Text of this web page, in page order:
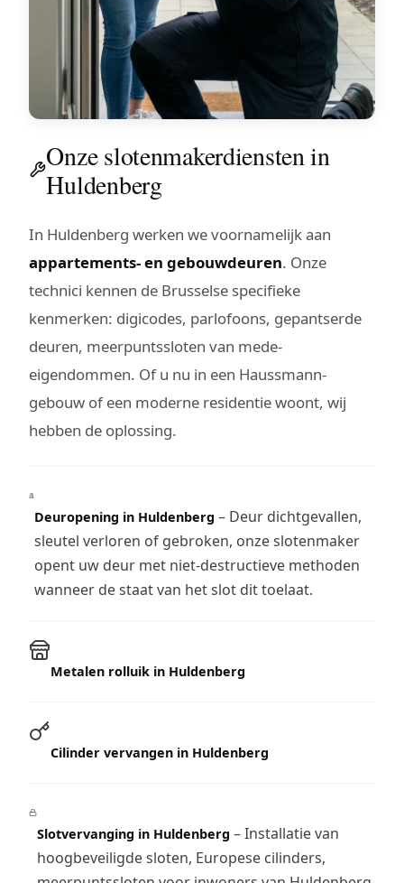
Onze slotenmakerdiensten in
Huldenberg
In Huldenberg werken we voornamelijk aan
appartements- en gebouwdeuren. Onze
technici kennen de Brusselse specifieke
kenmerken: digicodes, parlofoons, gepantserde
deuren, meerpuntssloten van mede-
eigendommen. Of u nu in een Haussmann-
gebouw of een moderne residentie woont, wij
hebben de oplossing.
Deuropening in Huldenberg – Deur dichtgevallen,
sleutel verloren of gebroken, onze slotenmaker
opent uw deur met niet-destructieve methoden
wanneer de staat van het slot dit toelaat.
Metalen rolluik in Huldenberg
Cilinder vervangen in Huldenberg
Slotvervanging in Huldenberg – Installatie van
hoogbeveiligde sloten, Europese cilinders,